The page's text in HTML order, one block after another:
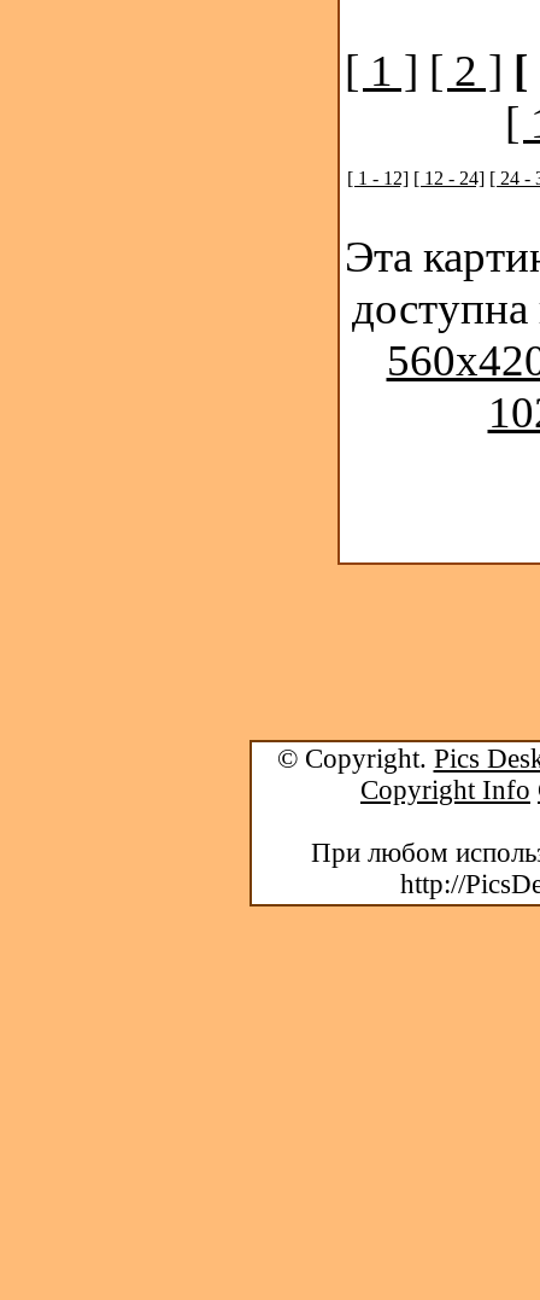
[ 1 ] [ 2 ] [
[
[ 1 - 12] [ 12 - 24] [ 24 -
Эта
© Copyright. Pics
Copyright Info
При любом
http://